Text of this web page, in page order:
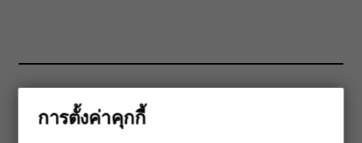
ข้อมูลนี้มีประโยชน์กับคุณหรือไม่
การตั้งค่าคุกกี้